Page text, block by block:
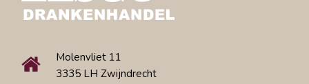
Molenvliet 11
3335 LH Zwijndrecht